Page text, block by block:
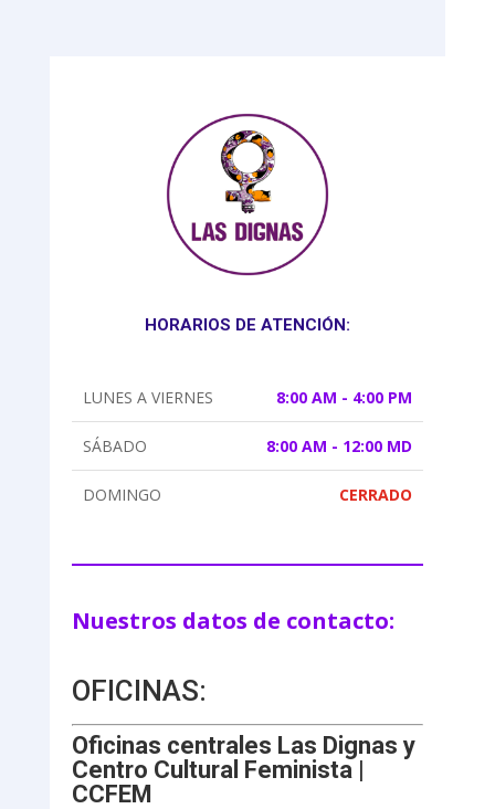
HORARIOS DE ATENCIÓN:
LUNES A VIERNES 8:00 AM - 4:00 PM
SÁBADO 8:00 AM - 12:00 MD
DOMINGO CERRADO
Nuestros datos de contacto:
OFICINAS:
Oficinas centrales Las Dignas y
Centro Cultural Feminista |
CCFEM